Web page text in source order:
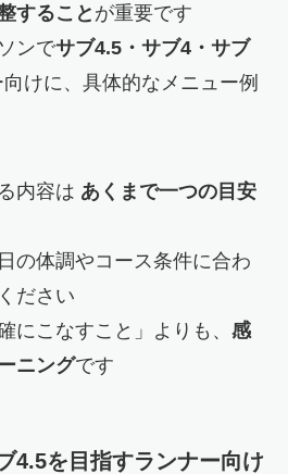
すること が重要です
ンでサブ4.5・サブ4・サブ
けに、具体的なメニュー例
内容は あくまで一つの目安
の体調やコース条件に合わ
ださい
にこなすこと」よりも、 感
ニングです
4.5を目指すランナー向け